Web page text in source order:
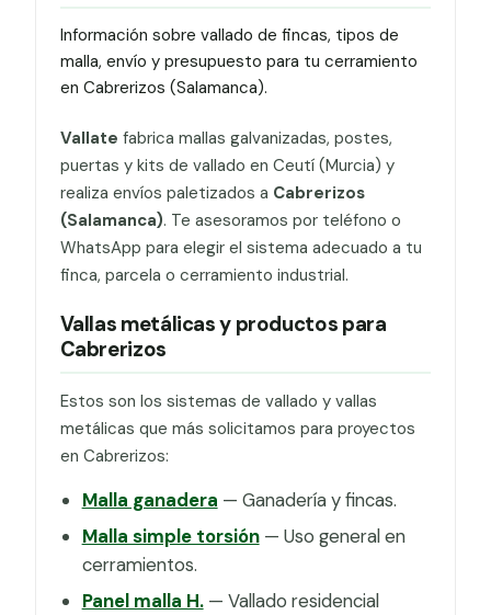
Información sobre vallado de fincas, tipos de
malla, envío y presupuesto para tu cerramiento
en Cabrerizos (Salamanca).
Vallate fabrica mallas galvanizadas, postes,
puertas y kits de vallado en Ceutí (Murcia) y
realiza envíos paletizados a Cabrerizos
(Salamanca). Te asesoramos por teléfono o
WhatsApp para elegir el sistema adecuado a tu
finca, parcela o cerramiento industrial.
Vallas metálicas y productos para
Cabrerizos
Estos son los sistemas de vallado y vallas
metálicas que más solicitamos para proyectos
en Cabrerizos:
Malla ganadera — Ganadería y fincas.
Malla simple torsión— Uso general en
cerramientos.
Panel malla H.— Vallado residencial